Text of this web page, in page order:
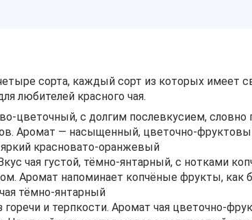
сорта, каждый сорт из которых имеет
любителей красного чая.
цветочный, с долгим послевкусием, словно
Аромат — насыщенный, цветочно-
красновато-оранжевый
чая густой, тёмно-янтарный, с нотками
Аромат напоминает копчёные фрукты, как
тёмно-янтарный
и терпкости. Аромат чая цветочно-